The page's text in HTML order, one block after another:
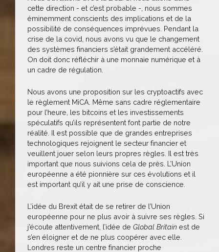
cette direction - et c’est probable -, nous sommes
éminemment conscients des implications et de la
possibilité de conséquences imprévues. Pendant la
crise de la covid, nous avons vu que le changement
des systèmes financiers s’était grandement accéléré.
On doit donc réfléchir à une monnaie numérique et à
un cadre de régulation.
Nous avons une proposition sur les cryptoactifs avec
le règlement MiCA. Même sans cadre réglementaire
pour l’heure, les bitcoins et les investissements
spéculatifs qu’ils représentent font partie de notre
réalité. Il est possible que de grandes entreprises
technologiques rejoignent le secteur financier et
veuillent jouer selon leurs propres règles. Il est très
important que nous suivions cela de près. L’Union
européenne a été pionnière sur ces évolutions et il
est important qu’il y ait une prise de conscience.
L’idée du Brexit était de se retirer de l’Union
européenne pour ne plus avoir à suivre ses règles. Si
j’écoute attentivement, l’idée de Global Britain est de
s’en éloigner et de ne plus coopérer avec elle.
Londres reste un centre financier proche